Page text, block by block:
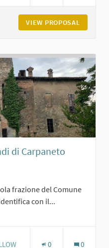
VIEW PROPOSAL
di Carpaneto
frazione del Comune
con il...
0 0